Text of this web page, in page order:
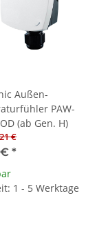
Außen-
PAW-
(ab Gen. H)
€
*
1 - 5 Werktage